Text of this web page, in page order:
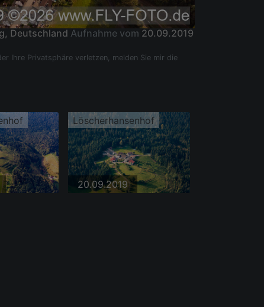
Deutschland Aufnahme vom 20.09.2019
Ihre Privatsphäre verletzen, melden Sie mir die
Löscherhansenhof
20.09.2019